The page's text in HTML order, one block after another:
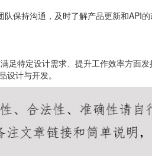
保持沟通，及时了解产品更新和API的
足特定设计需求、提升工作效率方面
计与开发。